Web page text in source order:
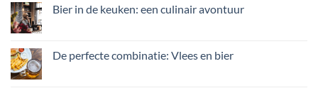
Bier in de keuken: een culinair avontuur
De perfecte combinatie: Vlees en bier